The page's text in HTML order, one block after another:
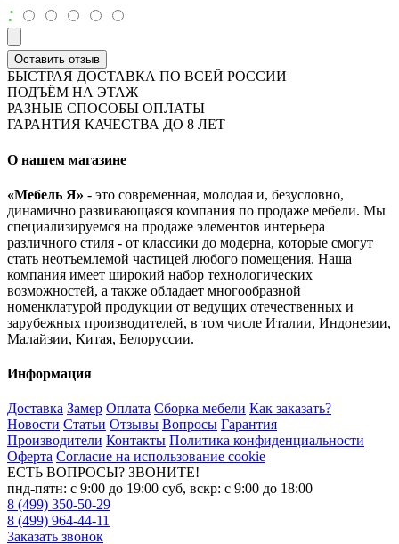
:
Оставить отзыв
БЫСТРАЯ ДОСТАВКА ПО ВСЕЙ РОССИИ
ПОДЪЁМ НА ЭТАЖ
РАЗНЫЕ СПОСОБЫ ОПЛАТЫ
ГАРАНТИЯ КАЧЕСТВА ДО 8 ЛЕТ
О нашем магазине
«Мебель Я» - это современная, молодая и, безусловно,
динамично развивающаяся компания по продаже мебели. Мы
специализируемся на продаже элементов интерьера
различного стиля - от классики до модерна, которые смогут
стать неотъемлемой частицей любого помещения. Наша
компания имеет широкий набор технологических
возможностей, а также обладает многообразной
номенклатурой продукции от ведущих отечественных и
зарубежных производителей, в том числе Италии, Индонезии,
Малайзии, Китая, Белоруссии.
Информация
Доставка Замер Оплата Сборка мебели Как заказать?
Новости Статьи Отзывы Вопросы Гарантия
Производители Контакты Политика конфиденциальности
Оферта Согласие на использование cookie
ЕСТЬ ВОПРОСЫ? ЗВОНИТЕ!
пнд-пятн: с 9:00 до 19:00 суб, вскр: с 9:00 до 18:00
8 (499) 350-50-29
8 (499) 964-44-11
Заказать звонок